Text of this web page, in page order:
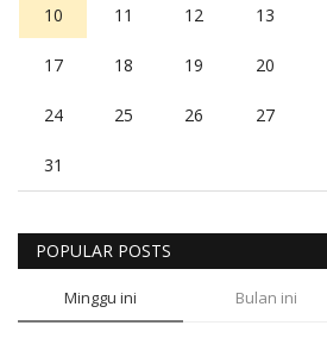
10 11 12 13
17 18 19 20
24 25 26 27
31
POPULAR POSTS
Minggu ini Bulan ini